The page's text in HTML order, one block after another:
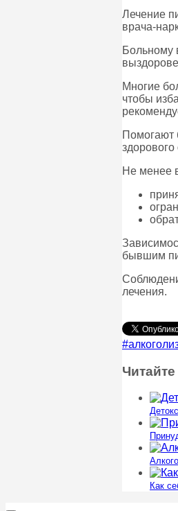
Лечение
врача-
Больному
Многие
чтобы
Помогают
Не менее
бывшим
лечения.
Читайте
Как